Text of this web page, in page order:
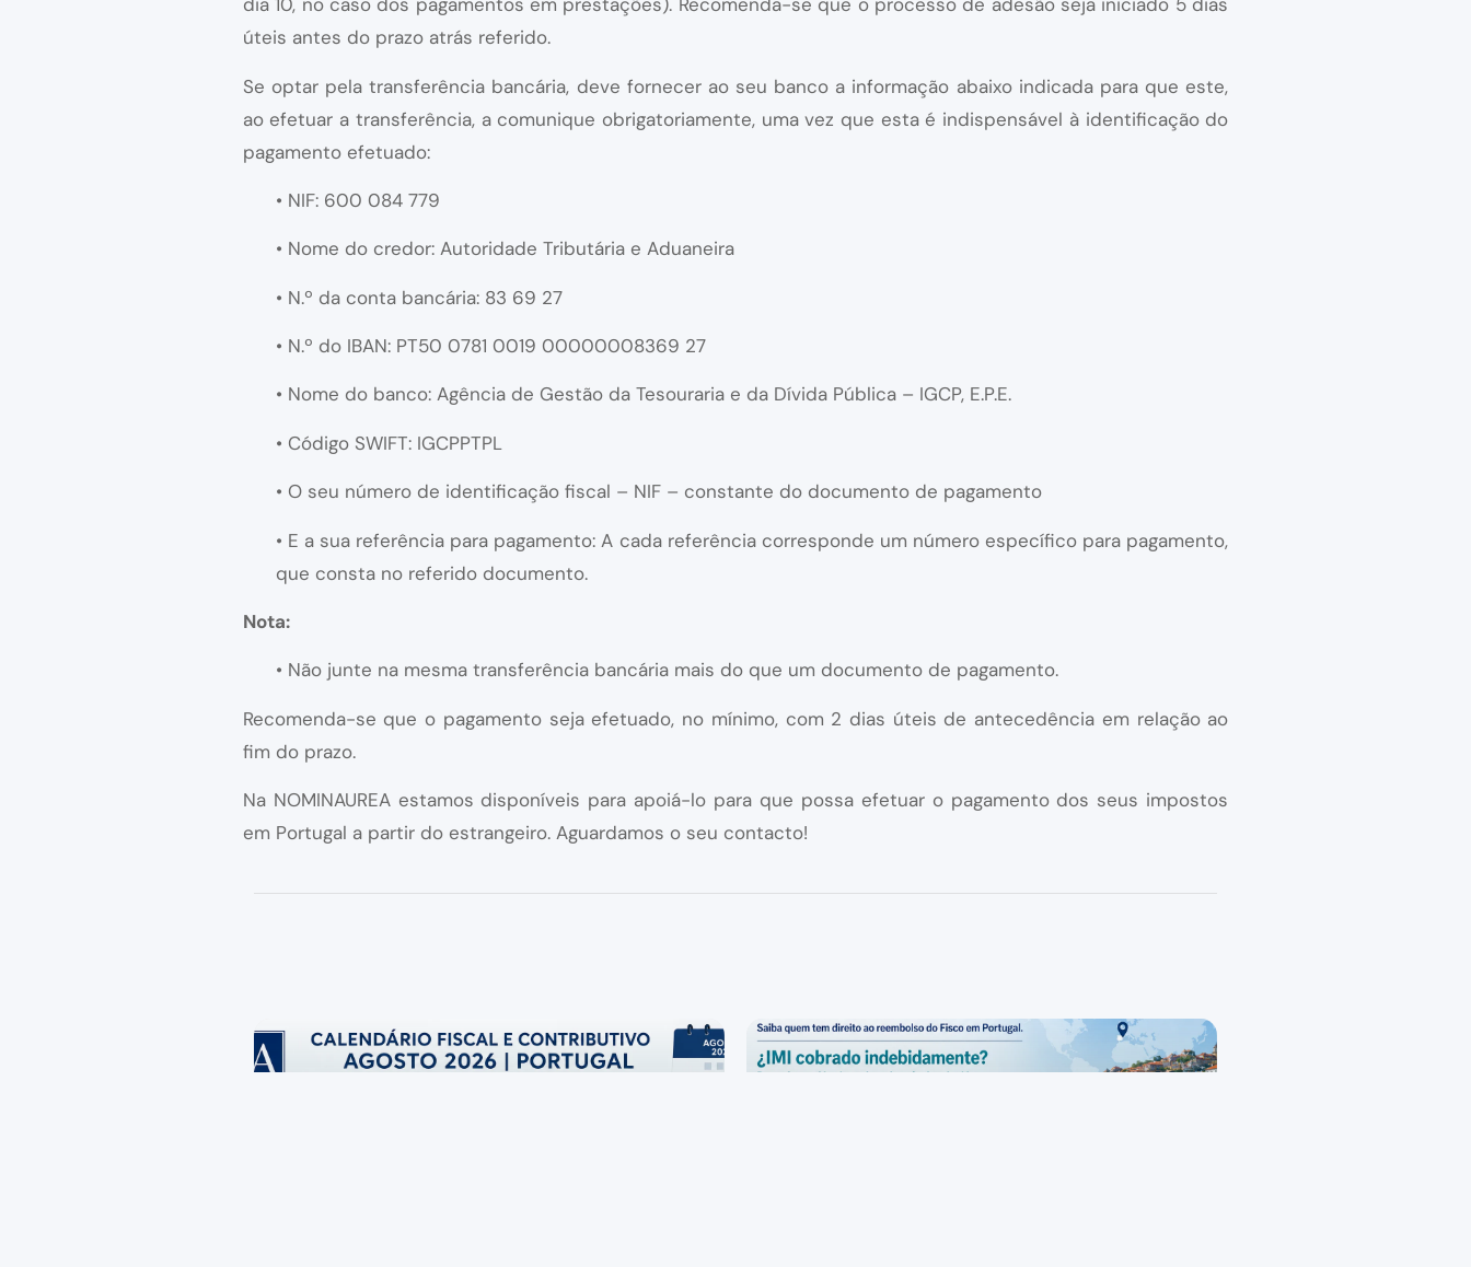
úteis antes do prazo atrás referido.
Se optar pela transferência bancária, deve fornecer ao seu banco a informação abaixo indicada para que este,
ao efetuar a transferência, a comunique obrigatoriamente, uma vez que esta é indispensável à identificação do
pagamento efetuado:
• NIF: 600 084 779
• Nome do credor: Autoridade Tributária e Aduaneira
• N.º da conta bancária: 83 69 27
• N.º do IBAN: PT50 0781 0019 00000008369 27
• Nome do banco: Agência de Gestão da Tesouraria e da Dívida Pública – IGCP, E.P.E.
• Código SWIFT: IGCPPTPL
• O seu número de identificação fiscal – NIF – constante do documento de pagamento
• E a sua referência para pagamento: A cada referência corresponde um número específico para pagamento,
que consta no referido documento.
Nota:
• Não junte na mesma transferência bancária mais do que um documento de pagamento.
Recomenda-se que o pagamento seja efetuado, no mínimo, com 2 dias úteis de antecedência em relação ao
fim do prazo.
Na NOMINAUREA estamos disponíveis para apoiá-lo para que possa efetuar o pagamento dos seus impostos
em Portugal a partir do estrangeiro. Aguardamos o seu contacto!